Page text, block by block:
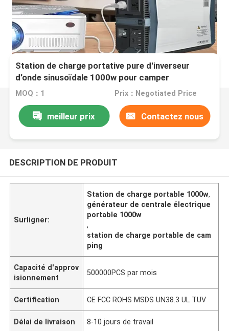
Station de charge portative pure d'inverseur
d'onde sinusoïdale 1000w pour camper
MOQ：1 Prix：Negotiated Price
meilleur prix Contactez nous
DESCRIPTION DE PRODUIT
Surligner:
Station de charge portable 1000w,
générateur de centrale électrique
portable 1000w
,
station de charge portable de cam
ping
Capacité d'approv
isionnement
500000PCS par mois
Certification CE FCC ROHS MSDS UN38.3 UL TUV
Délai de livraison 8-10 jours de travail